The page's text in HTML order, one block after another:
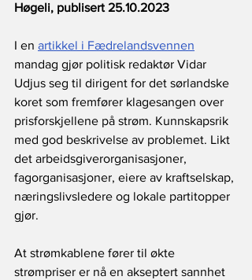
Høgeli, publisert 25.10.2023
I en artikkel i Fædrelandsvennen
mandag gjør politisk redaktør Vidar
Udjus seg til dirigent for det sørlandske
koret som fremfører klagesangen over
prisforskjellene på strøm. Kunnskapsrik
med god beskrivelse av problemet. Likt
det arbeidsgiverorganisasjoner,
fagorganisasjoner, eiere av kraftselskap,
næringslivsledere og lokale partitopper
gjør.
At strømkablene fører til økte
strømpriser er nå en akseptert sannhet